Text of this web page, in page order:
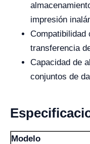
impresión
Compatibilidad
transferencia
Capacidad de
conjuntos de
Modelo